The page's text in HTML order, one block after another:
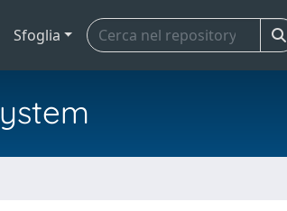
Sfoglia